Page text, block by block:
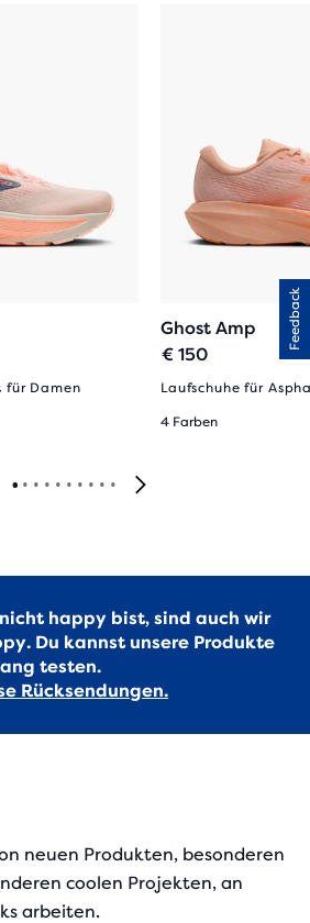
für Damen
Ghost Amp
€ 150
Laufschuhe für
4 Farben
happy bist, sind auch wir
Du kannst unsere Produkte
testen.
Rücksendungen.
neuen Produkten, besonderen
coolen Projekten, an
arbeiten.
Feedback